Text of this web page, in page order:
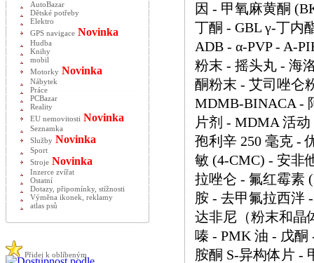
因 - 甲氧麻黄酮
丁酮 - GBL γ-丁内
ADB - α-PVP - A-
粉末 - 摇头丸 - 海
酮粉末 - 艾司唑仑
MDMB-BINACA -
片剂 - MDMA 活
孢利辛 250 毫克 -
敏 (4-CMC) - 安非
拉唑仑 - 氟红霉素
胺 - 去甲氟拉西泮
达非尼（粉末和晶
嗪 - PMK 油 - 戊酮
胺酮 S-异构体片 -
AutoBazar
Dětské potřeby
Elektro
GPS navigace Novinka
Hudba
Knihy
mobil
Motorky Novinka
Nábytek
Práce
PCBazar
Reality
EU nemovitosti Novinka
Seznamka
Služby Novinka
Sport
Stroje Novinka
Inzerce zvířat
Ostatní
Dotazy, připomínky, stížnosti
Výměna ikonek, reklamy
atlas psů
Přidej k oblíbeným